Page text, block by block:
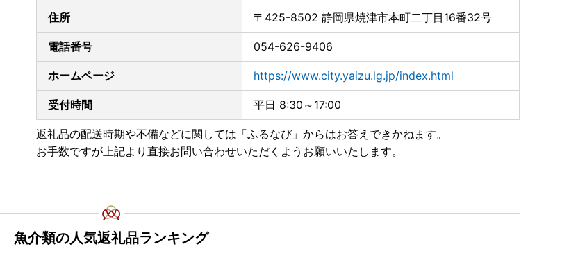
■天候状況や宅配業者の休業・営業時間短縮等にともなう影響について
積雪等の天候状況や、年末年始における宅配業者の休業・営業時間短縮等の影響により、お礼品の配送に
遅れが発生する可能性があります。
上記の事情によりお礼品の到着が遅延となる場合は、ご容赦ください。
■お礼品配送の遅れについて
ご迷惑をおかけする場合があると思いますが、ご理解を賜りますようお願いいたします。
※ふるさと納税サイトを騙る詐欺サイトが増えており、焼津市のお礼品を表示している詐欺サイトも確認
(焼津市ふるさと納税課：054-626-9406)
住所 〒425-8502 静岡県焼津市本町二丁目16番32号
電話番号 054-626-9406
ホームページ https://www.city.yaizu.lg.jp/index.html
受付時間 平日 8:30～17:00
返礼品の配送時期や不備などに関しては「ふるなび」からはお答えできかねます。
お手数ですが上記より直接お問い合わせいただくようお願いいたします。
魚介類の人気返礼品ランキング